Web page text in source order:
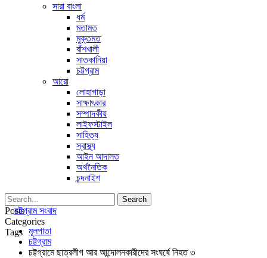
সারা বাংলা
ধর্ম
মতামত
মুক্তমত
বাঁশখালী
সাতকানিয়া
চট্টগ্রাম
আরো
লোহাগাড়া
সাক্ষাৎকার
সম্পাদকীয়
লাইফস্টাইল
সাহিত্য
স্বাস্থ্য
আইন আদালত
অর্থনৈতিক
চন্দনাইশ
Posts
Categories
Tags মূলপাতা
চট্টগ্রাম
চট্টগ্রামে ছাত্রলীগ আর আন্দোলনকারীদের সংঘর্ষে নিহত ৩